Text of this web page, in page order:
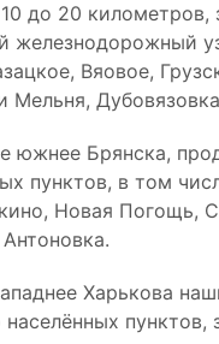
до 20 километров,
железнодорожный
Вяовое,
южнее Брянска,
пунктов, в том
Новая Погощь,
Харькова